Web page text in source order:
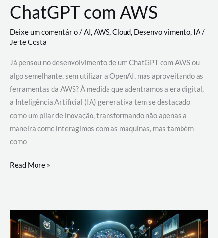
ChatGPT com AWS
Deixe um comentário/AI,AWS,Cloud, Desenvolvimento, IA/
Jefte Costa
Já pensou no desenvolvimento de um ChatGPT com AWS ou
algo semelhante, sem utilizar a OpenAI, mas aproveitando as
ferramentas da AWS? À medida que adentramos a era digital,
a Inteligência Artificial (IA) generativa tem se destacado
como um pilar de inovação, transformando não apenas a
maneira como interagimos com as máquinas, mas também
como
Desenvolvimento
um
com
AWS
Read More »